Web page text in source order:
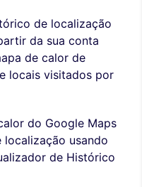
de localização
da sua conta
de calor de
locais visitados por
do Google Maps
usando
de Histórico